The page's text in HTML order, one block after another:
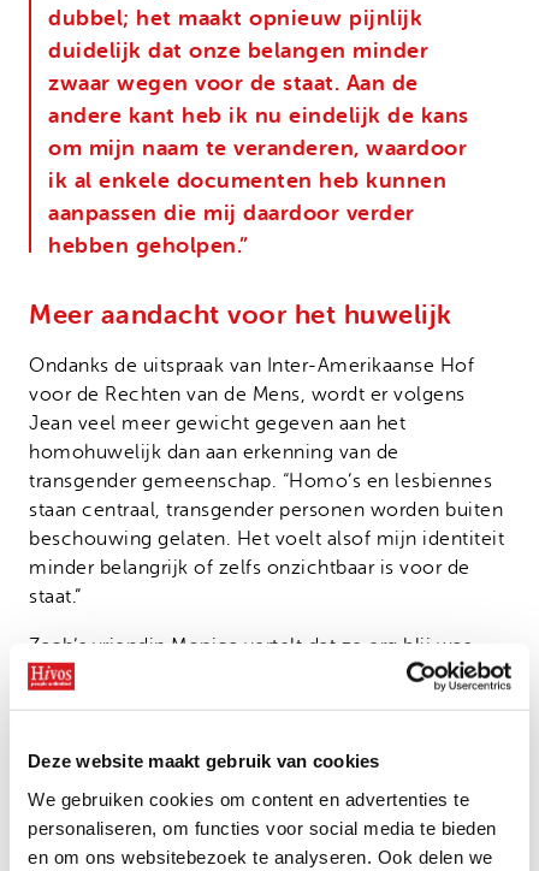
Deze website maakt gebruik van cookies
We gebruiken cookies om content en advertenties te
personaliseren, om functies voor social media te bieden
en om ons websitebezoek te analyseren. Ook delen we
dubbel; het maakt opnieuw pijnlijk
duidelijk dat onze belangen minder
zwaar wegen voor de staat. Aan de
andere kant heb ik nu eindelijk de kans
om mijn naam te veranderen, waardoor
ik al enkele documenten heb kunnen
aanpassen die mij daardoor verder
hebben geholpen.”
Meer aandacht voor het huwelijk
Ondanks de uitspraak van Inter-Amerikaanse Hof
voor de Rechten van de Mens, wordt er volgens
Jean veel meer gewicht gegeven aan het
homohuwelijk dan aan erkenning van de
transgender gemeenschap. “Homo’s en lesbiennes
staan centraal, transgender personen worden buiten
beschouwing gelaten. Het voelt alsof mijn identiteit
minder belangrijk of zelfs onzichtbaar is voor de
staat.”
Zach’s vriendin Monica vertelt dat ze erg blij was
over de goedkeuring van het homohuwelijk, maar
geregistreerd zal worden als een verbintenis tussen
twee lesbische vrouwen. Zach is wettelijk gezien
een vrouw, en geen man in de ogen van de
burgerlijke stand.